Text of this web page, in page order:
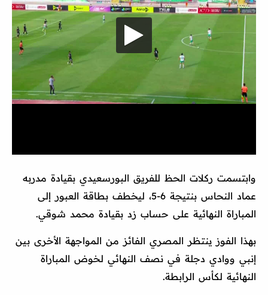
وابتسمت ركلات الحظ للفريق البورسعيدي بقيادة مدربه
عماد النحاس بنتيجة 6-5، ليخطف بطاقة العبور إلى
المباراة النهائية على حساب زد بقيادة محمد شوقي.
بهذا الفوز ينتظر المصري الفائز من المواجهة الأخرى بين
إنبي ووادي دجلة في نصف النهائي لخوض المباراة
النهائية لكأس الرابطة.